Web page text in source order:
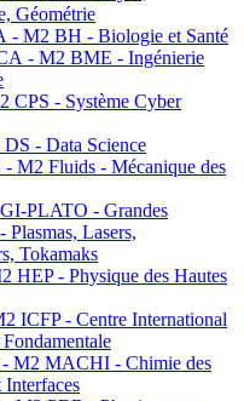
Géométrie
- M2 BH - Biologie et Santé
- M2 BME - Ingénierie
CPS - Système Cyber
- Data Science
M2 Fluids - Mécanique des
PLATO - Grandes
Plasmas, Lasers,
Tokamaks
HEP - Physique des Hautes
ICFP - Centre International
M2 MACHI - Chimie des